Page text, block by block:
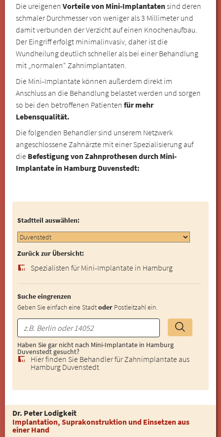
Die ureigenenVorteile von Mini-Implantatensind deren
schmaler Durchmesser von weniger als 3 Millimeter und
damit verbunden der Verzicht auf einen Knochenaufbau.
Der Eingriff erfolgt minimalinvasiv, daher ist die
Wundheilung deutlich schneller als bei einer Behandlung
mit „normalen“ Zahnimplantaten.
Die Mini-Implantate können außerdem direkt im
Anschluss an die Behandlung belastet werden und sorgen
so bei den betroffenen Patientenfür mehr
Lebensqualität.
Die folgenden Behandler sind unserem Netzwerk
angeschlossene Zahnärzte mit einer Spezialisierung auf
die Befestigung von Zahnprothesen durch Mini-
Implantate in Hamburg Duvenstedt:
Stadtteil auswählen:
Zurück zur Übersicht:
Spezialisten für Mini-Implantate in Hamburg
Suche eingrenzen
Geben Sie einfach eine Stadtoder Postleitzahl ein.
Haben Sie gar nicht nach Mini-Implantate in Hamburg
Duvenstedt gesucht?
Hier finden Sie Behandler für Zahnimplantate aus
Hamburg Duvenstedt
Dr. Peter Lodigkeit
Implantation, Suprakonstruktion und Einsetzen aus
einer Hand